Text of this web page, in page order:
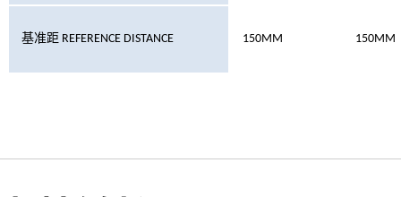
基准距 REFERENCE DISTANCE 150MM 150MM